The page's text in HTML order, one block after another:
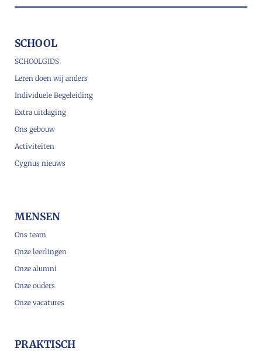
SCHOOL
SCHOOLGIDS
Leren doen wij anders
Individuele Begeleiding
Extra uitdaging
Ons gebouw
Activiteiten
Cygnus nieuws
MENSEN
Ons team
Onze leerlingen
Onze alumni
Onze ouders
Onze vacatures
PRAKTISCH